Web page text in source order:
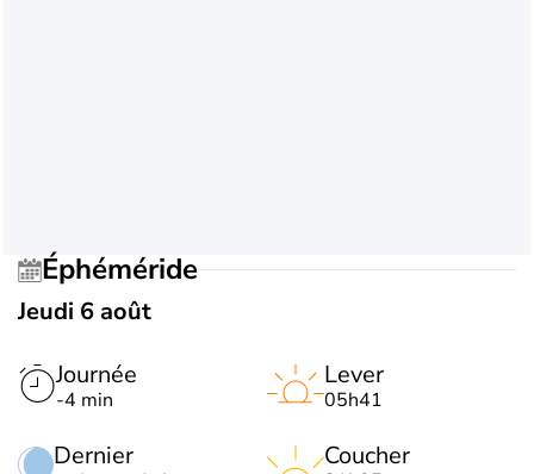
Éphéméride
Jeudi 6 août
Journée
-4 min
Dernier
Lever
05h41
Coucher